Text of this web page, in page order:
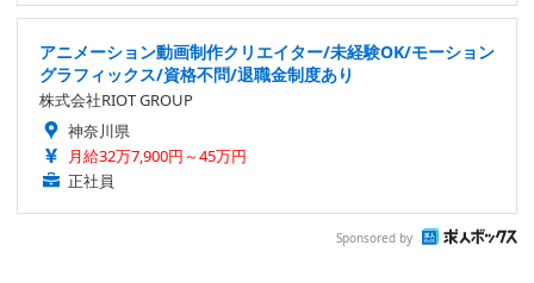
アニメーション動画制作クリエイター/未経験OK/モーション
グラフィックス/資格不問/退職金制度あり
株式会社RIOT GROUP
神奈川県
月給32万7,900円～45万円
正社員
Sponsored by